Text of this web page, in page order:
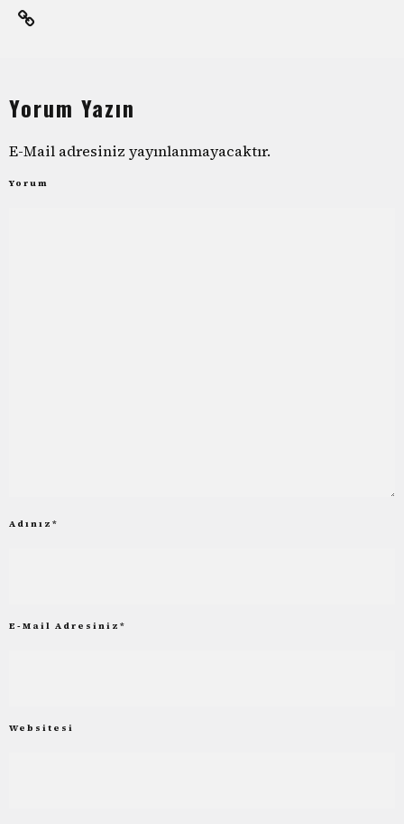
Yorum Yazın
E-Mail adresiniz yayınlanmayacaktır.
Yorum
Adınız *
E-Mail Adresiniz *
Websitesi